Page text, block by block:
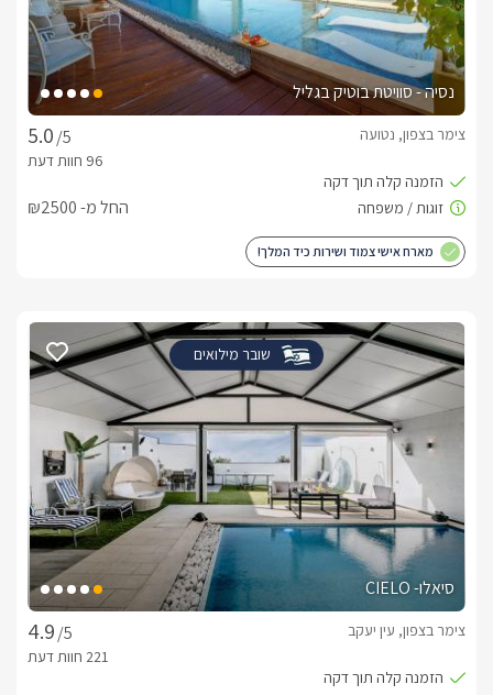
נסיה - סוויטת בוטיק בגליל
/5
צימר בצפון, נטועה
החל מ- ₪2500
מארח אישי צמוד ושירות כיד המלך!
שובר מילואים
סיאלו- CIELO
/5
צימר בצפון, עין יעקב